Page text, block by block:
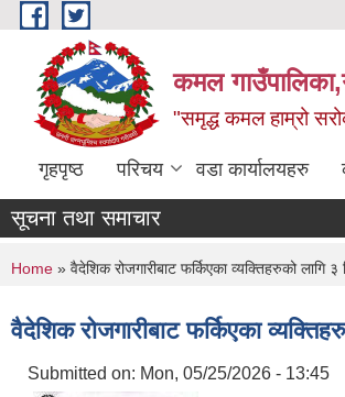
Skip to main content
कमल
"समृद्ध कमल हाम्रो
गृहपृष्ठ परिचय वडा कार्यालयहरु
सूचना तथा समाचार
You are here
Home » वैदेशिक रोजगारीबाट फर्किएका व्यक्तिहरुको लागि
वैदेशिक रोजगारीबाट फर्किएका
Submitted on: Mon, 05/25/2026 - 13:45